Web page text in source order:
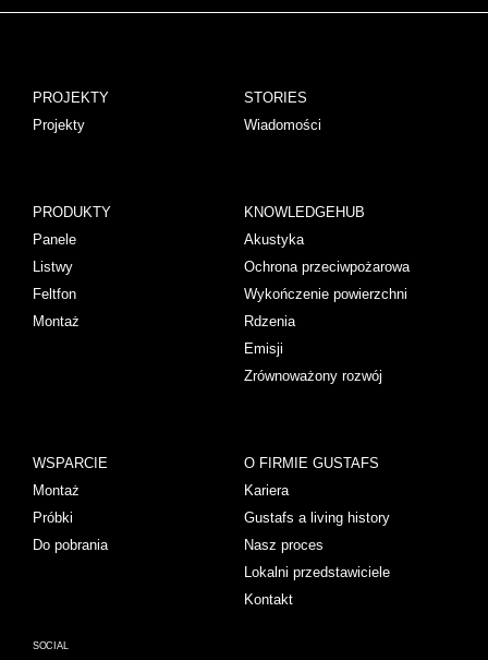
PROJEKTY
Projekty
STORIES
Wiadomości
PRODUKTY
Panele
Listwy
Feltfon
Montaż
KNOWLEDGEHUB
Akustyka
Ochrona przeciwpożarowa
Wykończenie powierzchni
Rdzenia
Emisji
Zrównoważony rozwój
WSPARCIE
Montaż
Próbki
Do pobrania
O FIRMIE GUSTAFS
Kariera
Gustafs a living history
Nasz proces
Lokalni przedstawiciele
Kontakt
SOCIAL